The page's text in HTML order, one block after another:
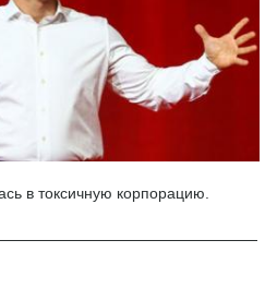
в токсичную корпорацию.